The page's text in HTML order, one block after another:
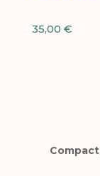
35,00 €